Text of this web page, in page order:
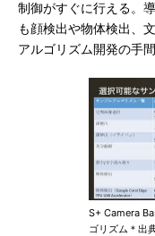
制御がすぐに行える。
も顔検出や物体検出、
アルゴリズム開発の手
S+ Camera
ゴリズム＊出